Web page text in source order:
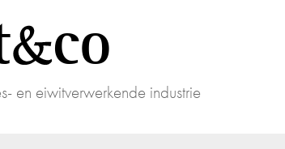
co
en eiwitverwerkende industrie